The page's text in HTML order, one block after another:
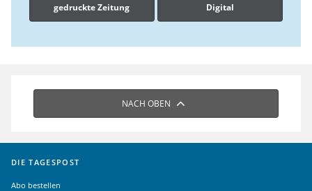
gedruckte Zeitung Digital
NACH OBEN
DIE TAGESPOST
Abo bestellen